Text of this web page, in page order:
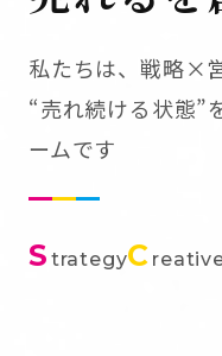
私たちは、戦略×
“売れ続ける状態”
ームです
S trategyC